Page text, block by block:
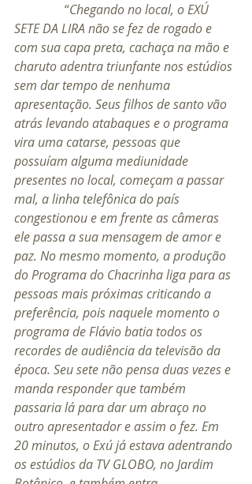
“Chegando no local, o EXÚ
SETE DA LIRA não se fez de rogado e
com sua capa preta, cachaça na mão e
charuto adentra triunfante nos estúdios
sem dar tempo de nenhuma
apresentação. Seus filhos de santo vão
atrás levando atabaques e o programa
vira uma catarse, pessoas que
possuíam alguma mediunidade
presentes no local, começam a passar
mal, a linha telefônica do país
congestionou e em frente as câmeras
ele passa a sua mensagem de amor e
paz. No mesmo momento, a produção
do Programa do Chacrinha liga para as
pessoas mais próximas criticando a
preferência, pois naquele momento o
programa de Flávio batia todos os
recordes de audiência da televisão da
época. Seu sete não pensa duas vezes e
manda responder que também
passaria lá para dar um abraço no
outro apresentador e assim o fez. Em
20 minutos, o Exú já estava adentrando
os estúdios da TV GLOBO, no Jardim